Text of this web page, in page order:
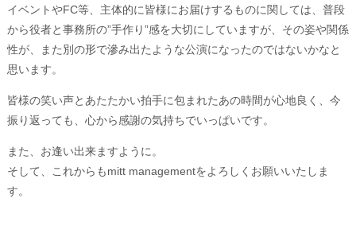
イベントやFC等、主体的に皆様にお届けするものに関しては、普段
から役者と事務所の”手作り”感を大切にしていますが、その姿や関係
性が、また別の形で滲み出たような公演になったのではないかなと
思います。
皆様の笑い声とあたたかい拍手に包まれたあの時間が心地良く、今
振り返っても、心から感謝の気持ちでいっぱいです。
また、お逢い出来ますように。
そして、これからもmitt managementをよろしくお願いいたしま
す。